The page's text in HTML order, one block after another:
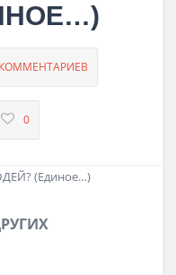
0